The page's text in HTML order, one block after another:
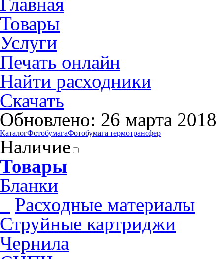
Товары
Услуги
Печать онлайн
Найти расходники
Скачать
Обновлено: 26 марта 2018
КаталогФотобумагаФотобумага термотрансфер
Наличие
Товары
Бланки
Pасходные материалы
Струйные картриджи
Чернила